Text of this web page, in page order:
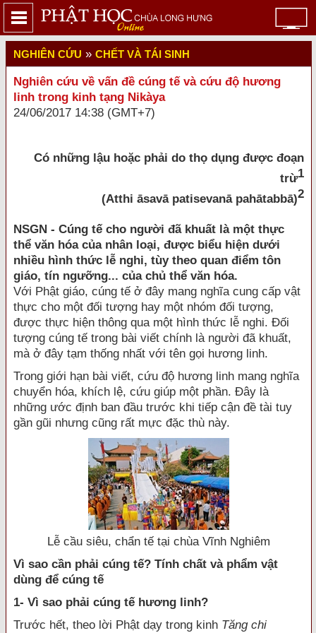
NGHIÊN CỨU » CHẾT VÀ TÁI SINH
Nghiên cứu về vấn đề cúng tế và cứu độ hương
linh trong kinh tạng Nikàya
24/06/2017 14:38 (GMT+7)
Có những lậu hoặc phải do thọ dụng được đoạn
trừ1
(Atthi āsavā patisevanā pahātabbā)2
NSGN - Cúng tế cho người đã khuất là một thực
thể văn hóa của nhân loại, được biểu hiện dưới
nhiều hình thức lễ nghi, tùy theo quan điểm tôn
giáo, tín ngưỡng... của chủ thể văn hóa.
Với Phật giáo, cúng tế ở đây mang nghĩa cung cấp vật
thực cho một đối tượng hay một nhóm đối tượng,
được thực hiện thông qua một hình thức lễ nghi. Đối
tượng cúng tế trong bài viết chính là người đã khuất,
mà ở đây tạm thống nhất với tên gọi hương linh.
Trong giới hạn bài viết, cứu độ hương linh mang nghĩa
chuyển hóa, khích lệ, cứu giúp một phần. Đây là
những ước định ban đầu trước khi tiếp cận đề tài tuy
gần gũi nhưng cũng rất mực đặc thù này.
Lễ cầu siêu, chẩn tế tại chùa Vĩnh Nghiêm
Vì sao cần phải cúng tế? Tính chất và phẩm vật
dùng để cúng tế
1- Vì sao phải cúng tế hương linh?
Trước hết, theo lời Phật dạy trong kinh Tăng chi